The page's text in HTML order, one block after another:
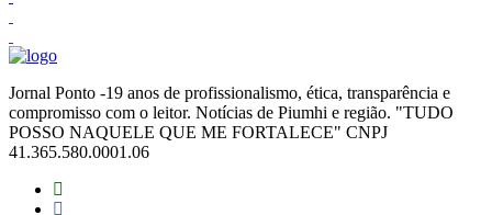
Jornal Ponto -19 anos de profissionalismo, ética, transparência e
compromisso com o leitor. Notícias de Piumhi e região. "TUDO
POSSO NAQUELE QUE ME FORTALECE" CNPJ
41.365.580.0001.06